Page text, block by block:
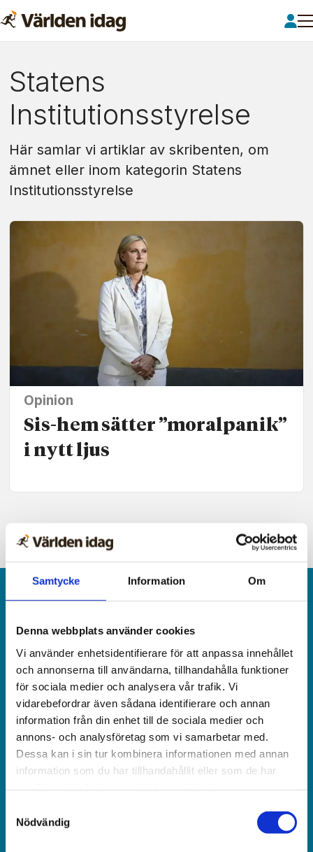
Samtycke Information Om
Denna webbplats använder cookies
Vi använder enhetsidentifierare för att anpassa innehållet
och annonserna till användarna, tillhandahålla funktioner
för sociala medier och analysera vår trafik. Vi
vidarebefordrar även sådana identifierare och annan
information från din enhet till de sociala medier och
annons- och analysföretag som vi samarbetar med.
Dessa kan i sin tur kombinera informationen med annan
information som du har tillhandahållit eller som de har
Nödvändig
Om:
statens
institutionsstyrelse
Statens
Institutionsstyrelse
Här samlar vi artiklar av skribenten, om
ämnet eller inom kategorin Statens
Institutionsstyrelse
Opinion
Sis-hem sätter ”moralpanik”
i nytt ljus
Världen idag är en rikstäckande
och obunden nyhets­­­tidning på kristen grund.
Ansvarig utgivare och chef­redaktör:
Jonas Adolfsson
018-430 40 00